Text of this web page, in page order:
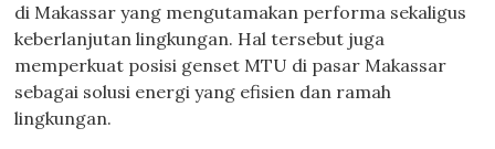
di Makassar yang mengutamakan performa sekaligus
keberlanjutan lingkungan. Hal tersebut juga
memperkuat posisi genset MTU di pasar Makassar
sebagai solusi energi yang efisien dan ramah
lingkungan.